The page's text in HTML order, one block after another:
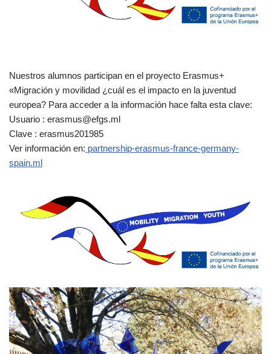
Nuestros alumnos participan en el proyecto Erasmus+
«Migración y movilidad ¿cuál es el impacto en la juventud
europea? Para acceder a la información hace falta esta clave:
Usuario : erasmus@efgs.ml
Clave : erasmus201985
Ver información en: partnership-erasmus-france-germany-
spain.ml